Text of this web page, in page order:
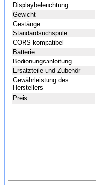
Displaybeleuchtung
Gewicht
Gestänge
Standardsuchspule
CORS kompatibel
Batterie
Bedienungsanleitung
Ersatzteile und Zubehör
Gewährleistung des
Herstellers
Preis